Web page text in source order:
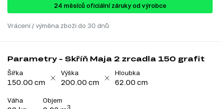
24 ​​​​měsíců oficiální záruky od výrobce
Vrácení / výměna zboží do 30 dnů
Parametry - Skříň Maja 2 zrcadla 150 grafit
Šířka
150.00 cm
Výška
200.00 cm
Hloubka
62.00 cm
Váha Objem
3